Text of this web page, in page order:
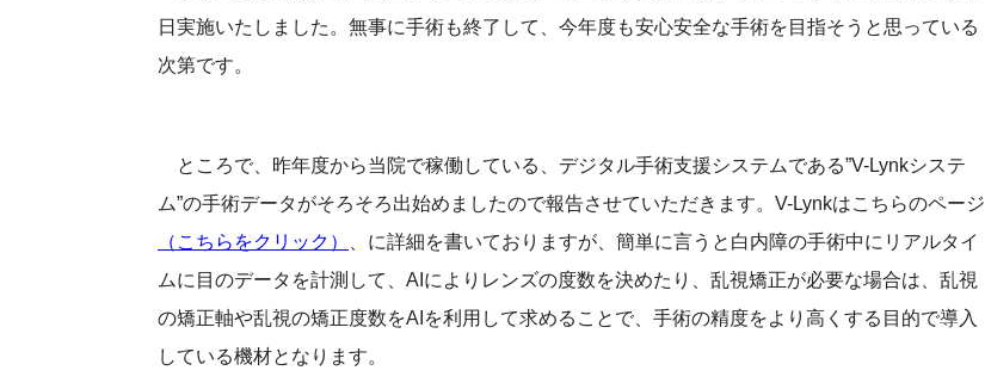
日実施いたしました。無事に手術も終了して、今年度も安心安全な手術を目指そうと思っている
次第です。
ところで、昨年度から当院で稼働している、デジタル手術支援システムである”V-Lynkシステ
ム”の手術データがそろそろ出始めましたので報告させていただきます。V-Lynkはこちらのページ
（こちらをクリック）
、に詳細を書いておりますが、簡単に言うと白内障の手術中にリアルタイ
ムに目のデータを計測して、AIによりレンズの度数を決めたり、乱視矯正が必要な場合は、乱視
の矯正軸や乱視の矯正度数をAIを利用して求めることで、手術の精度をより高くする目的で導入
している機材となります。